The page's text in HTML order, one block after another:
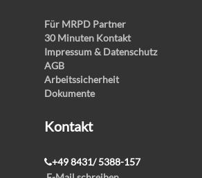
Für MRPD Partner
30 Minuten Kontakt
Impressum & Datenschutz
AGB
Arbeitssicherheit
Dokumente
Kontakt
+49 8431/ 5388-157